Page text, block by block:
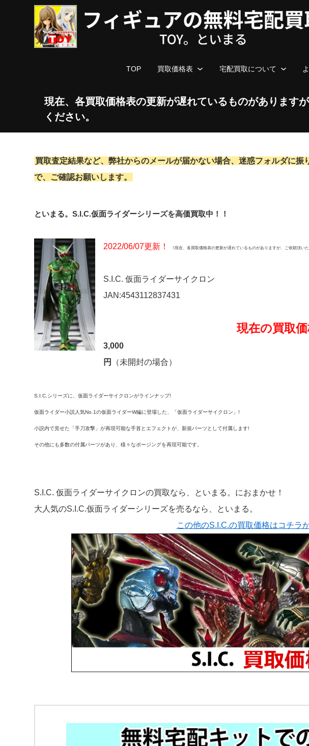
TOP 買取価格表 宅配買取について
現在、各買取価格表の更新が遅れているものがあります
ください。
買取査定結果など、弊社からのメールが届かない場合、迷惑フォルダに振
で、ご確認お願いします。
といまる。S.I.C.仮面ライダーシリーズを高価買取中！！
2022/06/07更新！ 《現在、各買取価格表の更新が遅れているものがありますが、ご依頼頂い
S.I.C. 仮面ライダーサイクロン
JAN:4543112837431
現在の買取
3,000
円
（未開封の場合）
S.I.C.シリーズに、仮面ライダーサイクロンがラインナップ!
仮面ライダー小説人気No.1の仮面ライダーW編に登場した、「仮面ライダーサイクロン」!
小説内で見せた「手刀攻撃」が再現可能な手首とエフェクトが、新規パーツとして付属します!
その他にも多数の付属パーツがあり、様々なポージングを再現可能です。
S.I.C. 仮面ライダーサイクロンの買取なら、といまる。におまかせ！
大人気のS.I.C.仮面ライダーシリーズを売るなら、といまる。
この他のS.I.C.の買取価格はコチラ